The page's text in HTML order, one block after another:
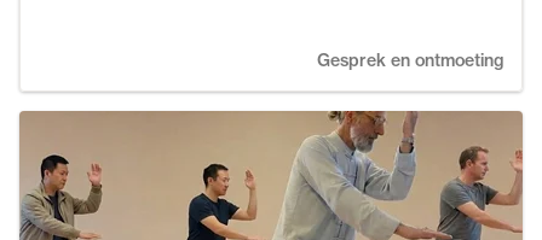
Gesprek en ontmoeting